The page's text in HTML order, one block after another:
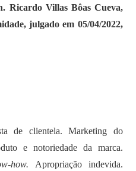
Ricardo Villas Bôas Cueva,
julgado em 05/04/2022,
de clientela. Marketing do
e notoriedade da marca.
how. Apropriação indevida.